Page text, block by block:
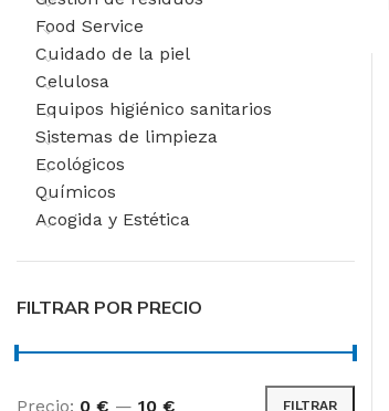
Food Service
Cuidado de la piel
Celulosa
Equipos higiénico sanitarios
Sistemas de limpieza
Ecológicos
Químicos
Acogida y Estética
FILTRAR POR PRECIO
FILTRAR
Precio: 0 € — 10 €